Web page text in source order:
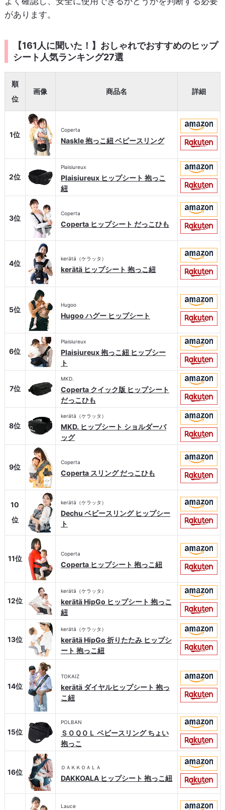
があります。
【161人に聞いた！】おしゃれでおすすめのヒップ
シート人気ランキング27選
順
位
画像 商品名 詳細
1位
Coperta
Naskle 抱っこ紐 ベビースリング
2位
Plaisiureux
Plaisiureux ヒップシート 抱っこ
紐
3位
Coperta
Coperta ヒップシート だっこひも
4位
kerätä（ケラッタ）
kerätä ヒップシート 抱っこ紐
5位
Hugoo
Hugoo ハグー ヒップシート
6位
Plaisiureux
Plaisiureux 抱っこ紐 ヒップシー
ト
7位
MKD.
Coperta クイック版 ヒップシート
だっこひも
8位
kerätä（ケラッタ）
MKD. ヒップシート ショルダーバ
ッグ
9位
Coperta
Coperta スリング だっこひも
10
位
kerätä（ケラッタ）
Dechu ベビースリング ヒップシー
ト
11位
Coperta
Coperta ヒップシート 抱っこ紐
12位
kerätä（ケラッタ）
kerätä HipGo ヒップシート 抱っこ
紐
13位
kerätä（ケラッタ）
kerätä HipGo 折りたたみ ヒップシ
ート 抱っこ紐
14位
TOKAIZ
kerätä ダイヤルヒップシート 抱っ
こ紐
15位
POLBAN
ＳＯＱＯＬ ベビースリング ちょい
抱っこ
16位
ＤＡＫＫＯＡＬＡ
DAKKOALA ヒップシート 抱っこ紐
Lauce